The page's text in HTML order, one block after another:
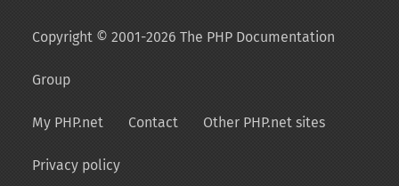
Copyright © 2001-2026 The PHP Documentation
Group
My PHP.net Contact Other PHP.net sites
Privacy policy